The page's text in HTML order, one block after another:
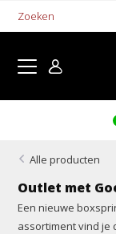
Alle producten
Outlet met
Een nieuwe
assortiment vind je